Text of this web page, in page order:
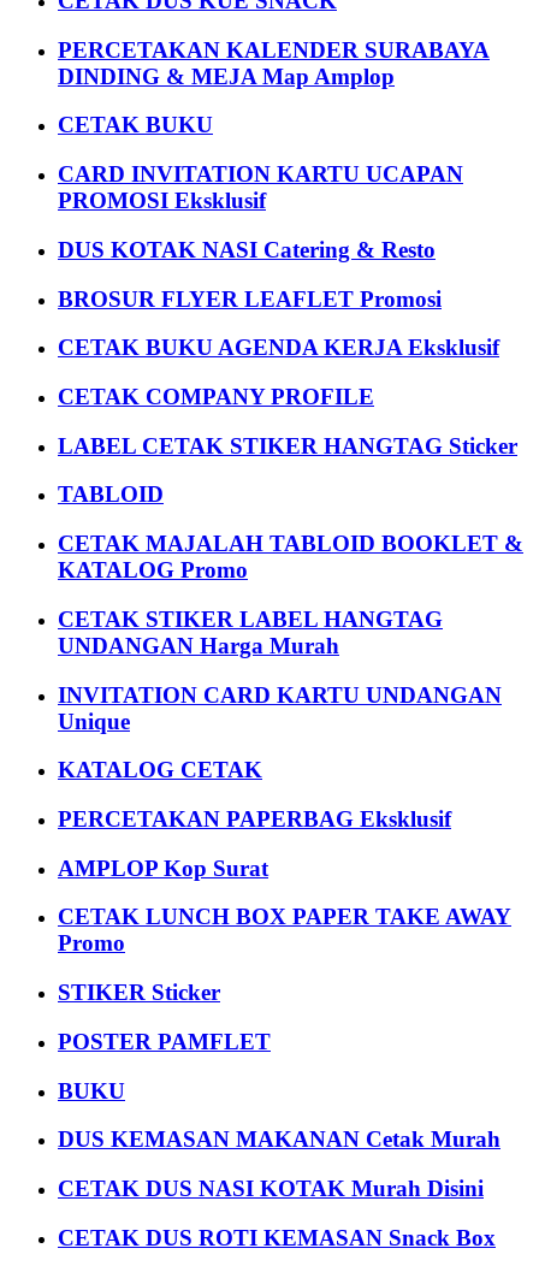
PERCETAKAN KALENDER SURABAYA
DINDING & MEJA Map Amplop
CETAK BUKU
CARD INVITATION KARTU UCAPAN
PROMOSI Eksklusif
DUS KOTAK NASI Catering & Resto
BROSUR FLYER LEAFLET Promosi
CETAK BUKU AGENDA KERJA Eksklusif
CETAK COMPANY PROFILE
LABEL CETAK STIKER HANGTAG Sticker
TABLOID
CETAK MAJALAH TABLOID BOOKLET &
KATALOG Promo
CETAK STIKER LABEL HANGTAG
UNDANGAN Harga Murah
INVITATION CARD KARTU UNDANGAN
Unique
KATALOG CETAK
PERCETAKAN PAPERBAG Eksklusif
AMPLOP Kop Surat
CETAK LUNCH BOX PAPER TAKE AWAY
Promo
STIKER Sticker
POSTER PAMFLET
BUKU
DUS KEMASAN MAKANAN Cetak Murah
CETAK DUS NASI KOTAK Murah Disini
CETAK DUS ROTI KEMASAN Snack Box